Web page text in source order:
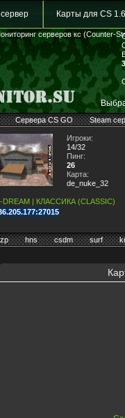
Карты для CS 1.6
серверов кс (Counter-
Сервера CS GO Steam
Игроки:
14/32
Пинг:
26
Карта:
de_nuke_32
DREAM | КЛАССИКА (CLASSIC)
zp hns csdm surf